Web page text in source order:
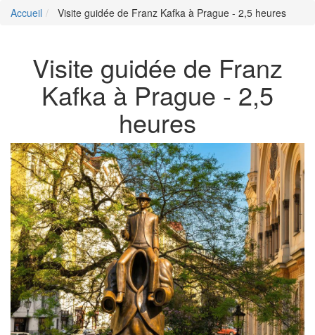
Accueil Visite guidée de Franz Kafka à Prague - 2,5 heures
Visite guidée de Franz
Kafka à Prague - 2,5
heures